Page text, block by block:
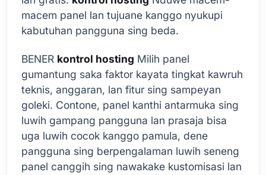
macem panel lan tujuane kanggo nyukupi
kabutuhan pangguna sing beda.
BENER kontrol hosting Milih panel
gumantung saka faktor kayata tingkat kawruh
teknis, anggaran, lan fitur sing sampeyan
goleki. Contone, panel kanthi antarmuka sing
luwih gampang pangguna lan prasaja bisa
uga luwih cocok kanggo pamula, dene
pangguna sing berpengalaman luwih seneng
panel canggih sing nawakake kustomisasi lan